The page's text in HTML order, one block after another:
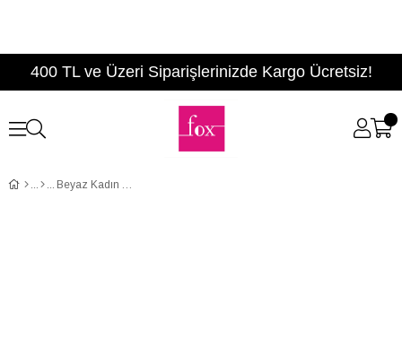
400 TL ve Üzeri Siparişlerinizde Kargo Ücretsiz!
Beyaz Kadın Ayakkabı D410250105